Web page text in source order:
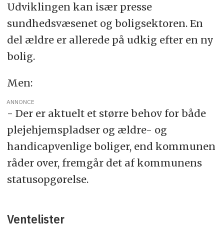
Udviklingen kan især presse
sundhedsvæsenet og boligsektoren. En
del ældre er allerede på udkig efter en ny
bolig.
Men:
ANNONCE
- Der er aktuelt et større behov for både
plejehjemspladser og ældre- og
handicapvenlige boliger, end kommunen
råder over, fremgår det af kommunens
statusopgørelse.
Ventelister